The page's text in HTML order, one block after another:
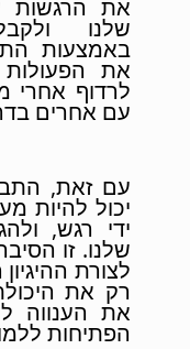
את הרגשות
שלנו
באמצעות
את
לרדוף
עם אחרים
עם זאת,
יכול להיות
ידי רגש,
שלנו. זו
לצורת
רק את
את הענווה
הפתיחות